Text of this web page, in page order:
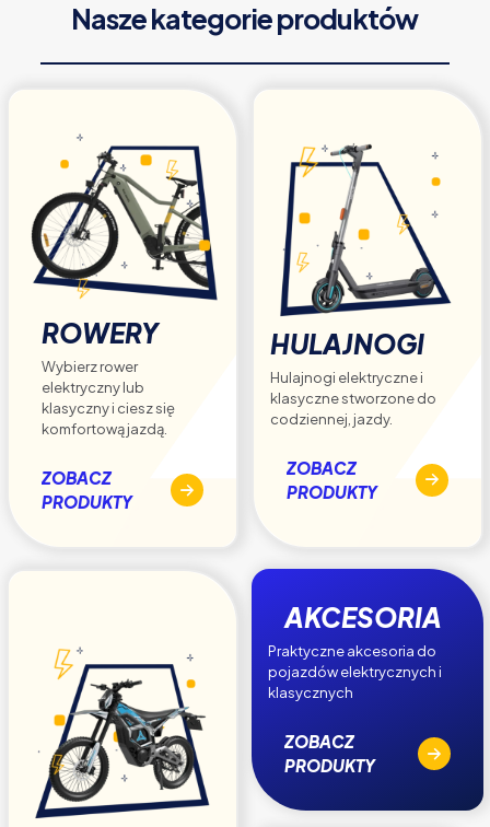
Nasze kategorie produktów
ROWERY
Wybierz rower
elektryczny lub
klasyczny i ciesz się
komfortową jazdą.
ZOBACZ
PRODUKTY
HULAJNOGI
Hulajnogi elektryczne i
klasyczne stworzone do
codziennej, jazdy.
ZOBACZ
PRODUKTY
AKCESORIA
Praktyczne akcesoria do
pojazdów elektrycznych i
klasycznych
ZOBACZ
PRODUKTY